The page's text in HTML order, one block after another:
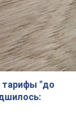
тарифы "до